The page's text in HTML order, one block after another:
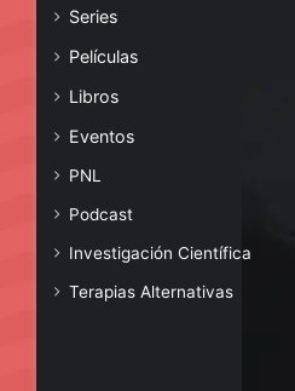
Series
Películas
Libros
Eventos
PNL
Podcast
Investigación Científica
Terapias Alternativas